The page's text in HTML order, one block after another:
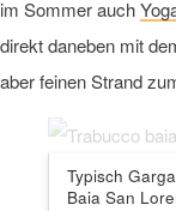
im Sommer auch
direkt daneben mit
aber feinen Strand
Typisch
Baia San